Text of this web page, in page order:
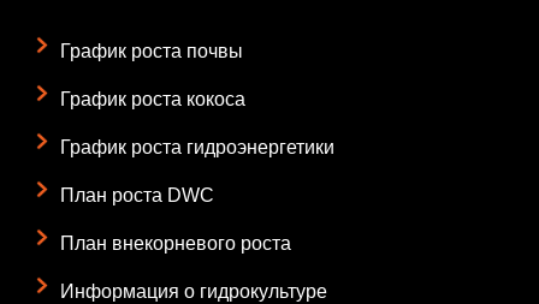
График роста почвы
График роста кокоса
График роста гидроэнергетики
План роста DWC
План внекорневого роста
Информация о гидрокультуре